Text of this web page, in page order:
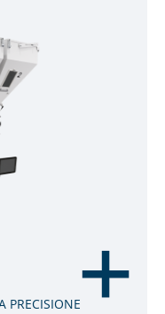
PRECISIONE